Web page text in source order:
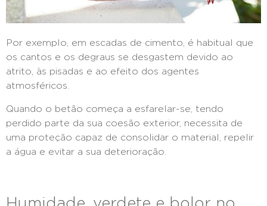
Por exemplo, em escadas de cimento, é habitual que
os cantos e os degraus se desgastem devido ao
atrito, às pisadas e ao efeito dos agentes
atmosféricos.
Quando o betão começa a esfarelar-se, tendo
perdido parte da sua coesão exterior, necessita de
uma proteção capaz de consolidar o material, repelir
a água e evitar a sua deterioração.